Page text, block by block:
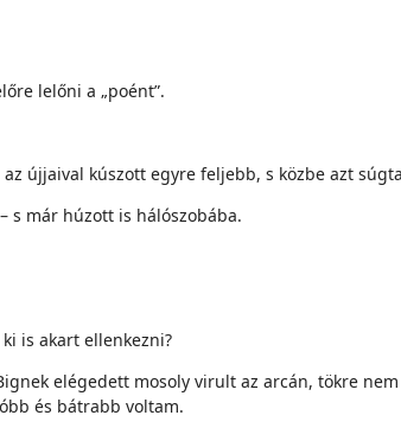
lelőni a „poént”.
újjaival kúszott egyre feljebb, s közbe azt
s már húzott is hálószobába.
is akart ellenkezni?
elégedett mosoly virult az arcán, tökre
és bátrabb voltam.